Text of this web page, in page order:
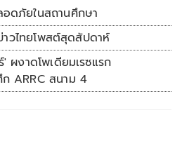
ดภัยในสถานศึกษา
วไทยโพสต์สุดสัปดาห์
ผงาดโพเดียมเรซแรก
ARRC สนาม 4